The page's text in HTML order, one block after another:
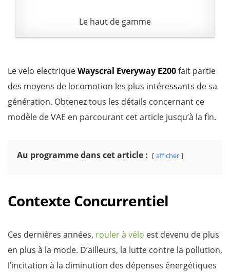
Le haut de gamme
Le velo electriqueWayscral Everyway E200fait partie
des moyens de locomotion les plus intéressants de sa
génération. Obtenez tous les détails concernant ce
modèle de VAE en parcourant cet article jusqu’à la fin.
Au programme dans cet article : afficher
Contexte Concurrentiel
Ces dernières années, rouler à vélo est devenu de plus
en plus à la mode. D’ailleurs, la lutte contre la pollution,
l’incitation à la diminution des dépenses énergétiques